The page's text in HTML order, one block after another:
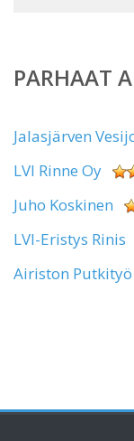
PARHAAT
Jalasjärven
LVI Rinne Oy
Juho Koskinen
LVI-Eristys Rinis
Airiston